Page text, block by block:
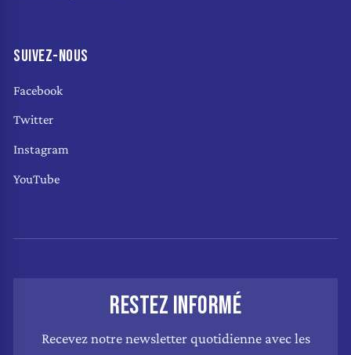
SUIVEZ-NOUS
Facebook
Twitter
Instagram
YouTube
RESTEZ INFORMÉ
Recevez notre newsletter quotidienne avec les